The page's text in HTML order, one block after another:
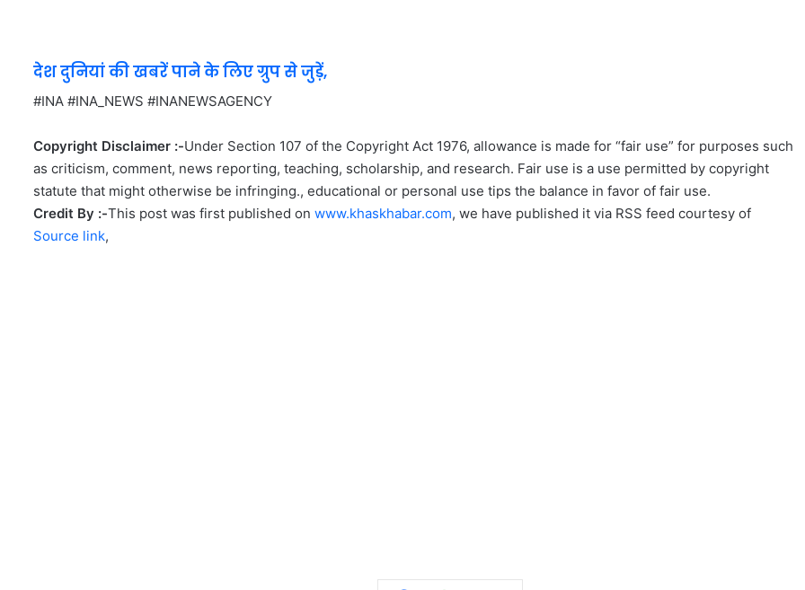
देश दुनियां की खबरें पाने के लिए ग्रुप से जुड़ें,
#INA #INA_NEWS #INANEWSAGENCY
Copyright Disclaimer :-Under Section 107 of the Copyright Act 1976, allowance is made for “fair use” for purposes such
as criticism, comment, news reporting, teaching, scholarship, and research. Fair use is a use permitted by copyright
statute that might otherwise be infringing., educational or personal use tips the balance in favor of fair use.
Credit By :-This post was first published on www.khaskhabar.com, we have published it via RSS feed courtesy of
Source link,